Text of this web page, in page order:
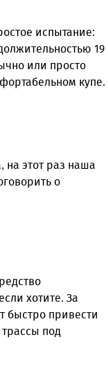
испытание:
19
или просто
купе.
на этот раз наша
о
хотите. За
быстро привести
под